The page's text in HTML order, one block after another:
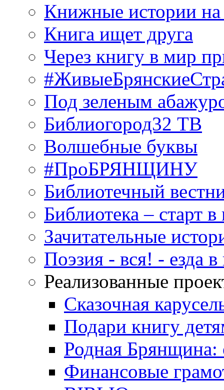
Книжные истории
Книга ищет друга
Через книгу в мир
Под зеленым
Библиогород32 ТВ
Волшебные буквы
#ПроБРЯНЩИНУ
Библиотечный
Библиотека – старт
Зачитательные
Поэзия - вся! - езда в
Реализованные
Сказочная
Подари книгу
Родная Брянщина:
Финансовые